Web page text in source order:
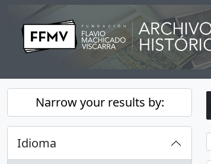
Skip to main content
Narrow your results by:
Idioma